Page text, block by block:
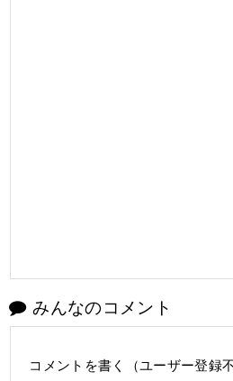
みんなのコメント
コメントを書く（ユーザー登録不